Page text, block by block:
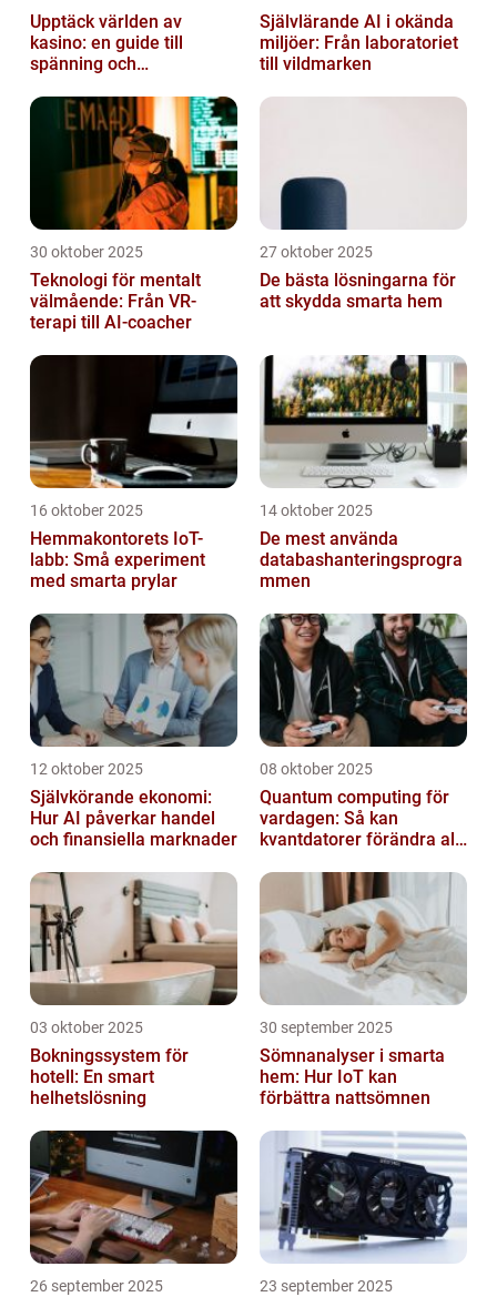
Upptäck världen av
kasino: en guide till
spänning och
Självlärande AI i okända
miljöer: Från laboratoriet
till vildmarken
30 oktober 2025
Teknologi för mentalt
välmående: Från VR-
terapi till AI-coacher
27 oktober 2025
De bästa lösningarna för
att skydda smarta hem
16 oktober 2025
Hemmakontorets IoT-
labb: Små experiment
med smarta prylar
14 oktober 2025
De mest använda
databashanteringsprogra
mmen
12 oktober 2025
Självkörande ekonomi:
Hur AI påverkar handel
och finansiella marknader
08 oktober 2025
Quantum computing för
vardagen: Så kan
kvantdatorer förändra allt
03 oktober 2025
Bokningssystem för
hotell: En smart
helhetslösning
30 september 2025
Sömnanalyser i smarta
hem: Hur IoT kan
förbättra nattsömnen
26 september 2025 23 september 2025